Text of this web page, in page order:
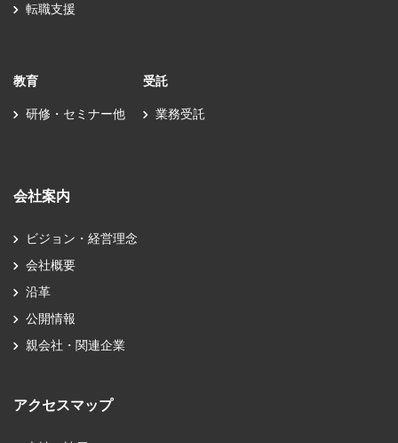
転職支援
教育
研修・セミナー他
受託
業務受託
会社案内
ビジョン・経営理念
会社概要
沿革
公開情報
親会社・関連企業
アクセスマップ